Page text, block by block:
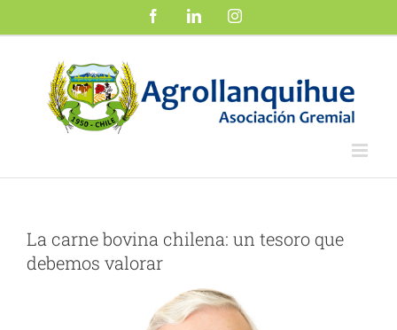
FacebookLinkedInInstagram
La carne bovina chilena: un tesoro que
debemos valorar